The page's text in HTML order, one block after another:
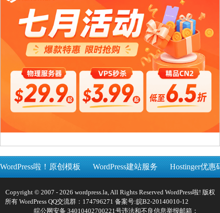
WordPress啦！原创模板 WordPress建站服务 Hostinger优惠
Copyright © 2007 - 2026 wordpress.la, All Rights Reserved WordPress啦! 版权
所有 WordPress QQ交流群：174796271 备案号:皖B2-20140010-12
皖公网安备 34010402700221号违法和不良信息举报邮箱：